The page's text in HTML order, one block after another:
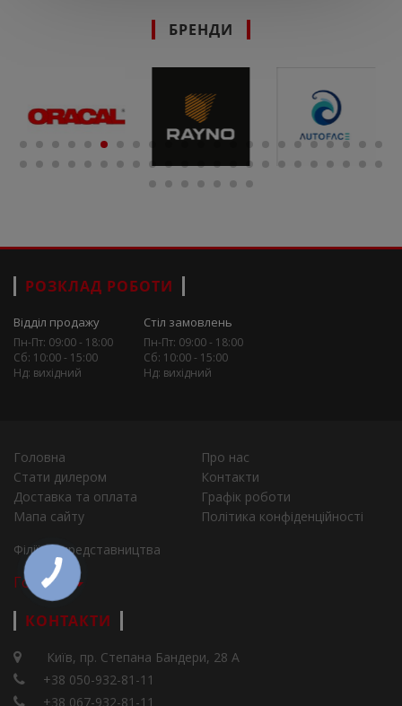
БРЕНДИ
РОЗКЛАД РОБОТИ
Відділ продажу
Пн-Пт: 09:00 - 18:00
Сб: 10:00 - 15:00
Нд: вихідний
Стіл замовлень
Пн-Пт: 09:00 - 18:00
Сб: 10:00 - 15:00
Нд: вихідний
Головна
Про нас
Стати дилером
Контакти
Доставка та оплата
Графік роботи
Мапа сайту
Політика конфіденційності
Філії та представництва
Города
КОНТАКТИ
Київ, пр. Степана Бандери, 28 А
+38 050-932-81-11
+38 067-932-81-11